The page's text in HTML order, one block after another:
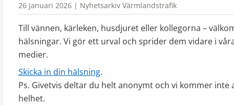
26 januari 2026 | Nyhetsarkiv Värmlandstrafik
Till vännen, kärleken, husdjuret eller kollegorna –
hälsningar. Vi gör ett urval och sprider dem vidare i
medier.
Skicka in din hälsning.
Ps. Givetvis deltar du helt anonymt och vi kommer
helhet.